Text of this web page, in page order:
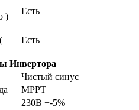
)
Есть
Есть
Инвертора
Чистый синус
MPPT
230В +-5%